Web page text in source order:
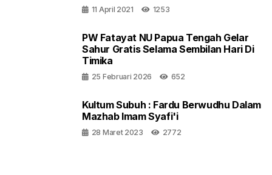
11 April 2021 1253
PW Fatayat NU Papua Tengah Gelar
Sahur Gratis Selama Sembilan Hari Di
Timika
25 Februari 2026 652
Kultum Subuh : Fardu Berwudhu Dalam
Mazhab Imam Syafi'i
28 Maret 2023 2772